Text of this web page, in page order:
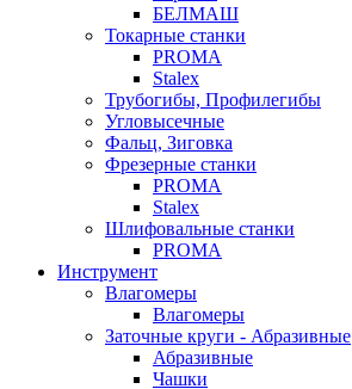
БЕЛМАШ
Токарные станки
PROMA
Stalex
Трубогибы, Профилегибы
Угловысечные
Фальц, Зиговка
Фрезерные станки
PROMA
Stalex
Шлифовальные станки
PROMA
Инструмент
Влагомеры
Влагомеры
Заточные круги - Абразивные
Абразивные
Чашки